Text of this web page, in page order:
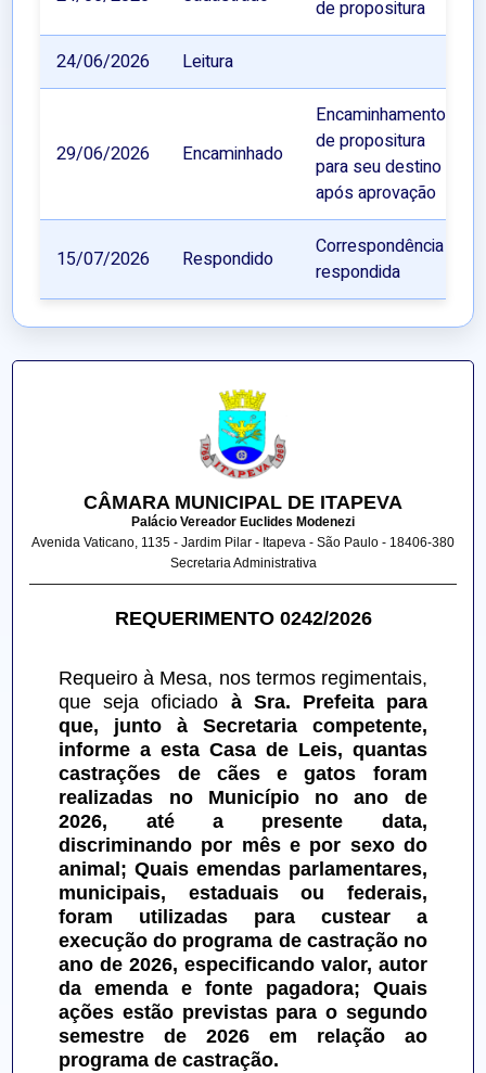
de propositura
24/06/2026 Leitura
29/06/2026 Encaminhado
Encaminhamento
de propositura
para seu destino
após aprovação
15/07/2026 Respondido
Correspondência
respondida
CÂMARA MUNICIPAL DE ITAPEVA
Palácio Vereador Euclides Modenezi
Avenida Vaticano, 1135 - Jardim Pilar - Itapeva - São Paulo - 18406-380
Secretaria Administrativa
REQUERIMENTO 0242/2026
Requeiro à Mesa, nos termos regimentais,
que seja oficiado à Sra. Prefeita para
que, junto à Secretaria competente,
informe a esta Casa de Leis, quantas
castrações de cães e gatos foram
realizadas no Município no ano de
2026, até a presente data,
discriminando por mês e por sexo do
animal; Quais emendas parlamentares,
municipais, estaduais ou federais,
foram utilizadas para custear a
execução do programa de castração no
ano de 2026, especificando valor, autor
da emenda e fonte pagadora; Quais
ações estão previstas para o segundo
semestre de 2026 em relação ao
programa de castração.